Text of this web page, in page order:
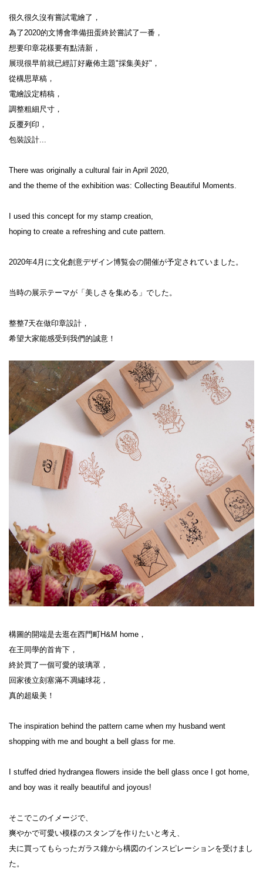
很久很久沒有嘗試電繪了，
為了2020的文博會準備扭蛋終於嘗試了一番，
想要印章花樣要有點清新，
展現很早前就已經訂好廠佈主題"採集美好"，
從構思草稿，
電繪設定精稿，
調整粗細尺寸，
反覆列印，
包裝設計...
There was originally a cultural fair in April 2020,
and the theme of the exhibition was: Collecting Beautiful Moments.
I used this concept for my stamp creation,
hoping to create a refreshing and cute pattern.
2020年4月に文化創意デザイン博覧会の開催が予定されていました。
当時の展示テーマが「美しさを集める」でした。
整整7天在做印章設計，
希望大家能感受到我們的誠意！
構圖的開端是去逛在西門町H&M home，
在王同學的首肯下，
終於買了一個可愛的玻璃罩，
回家後立刻塞滿不凋繡球花，
真的超級美！
The inspiration behind the pattern came when my husband went
shopping with me and bought a bell glass for me.
I stuffed dried hydrangea flowers inside the bell glass once I got home,
and boy was it really beautiful and joyous!
そこでこのイメージで、
爽やかで可愛い模様のスタンプを作りたいと考え、
夫に買ってもらったガラス鐘から構図のインスピレーションを受けまし
た。